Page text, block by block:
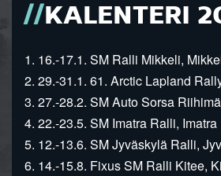
KALENTERI
1. 16.-17.1. SM Ralli Mikkeli,
2. 29.-31.1. 61. Arctic Lapland
3. 27.-28.2. SM Auto Sorsa
4. 22.-23.5. SM Imatra Ralli, Imatra
5. 12.-13.6. SM Jyväskylä Ralli,
6. 14.-15.8. Fixus SM Ralli Kitee,